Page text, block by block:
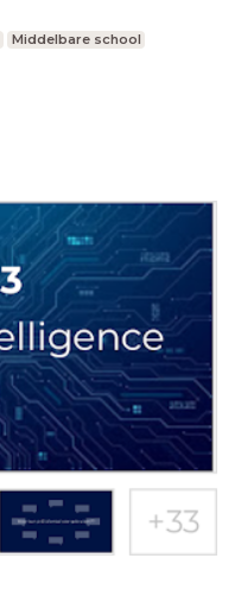
Middelbare school